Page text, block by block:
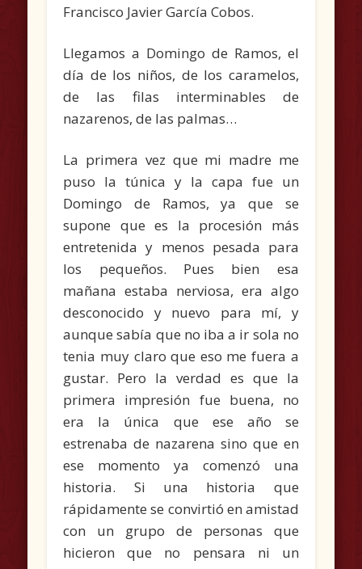
Francisco Javier García Cobos.
Llegamos a Domingo de Ramos, el
día de los niños, de los caramelos,
de las filas interminables de
nazarenos, de las palmas…
La primera vez que mi madre me
puso la túnica y la capa fue un
Domingo de Ramos, ya que se
supone que es la procesión más
entretenida y menos pesada para
los pequeños. Pues bien esa
mañana estaba nerviosa, era algo
desconocido y nuevo para mí, y
aunque sabía que no iba a ir sola no
tenia muy claro que eso me fuera a
gustar. Pero la verdad es que la
primera impresión fue buena, no
era la única que ese año se
estrenaba de nazarena sino que en
ese momento ya comenzó una
historia. Si una historia que
rápidamente se convirtió en amistad
con un grupo de personas que
hicieron que no pensara ni un